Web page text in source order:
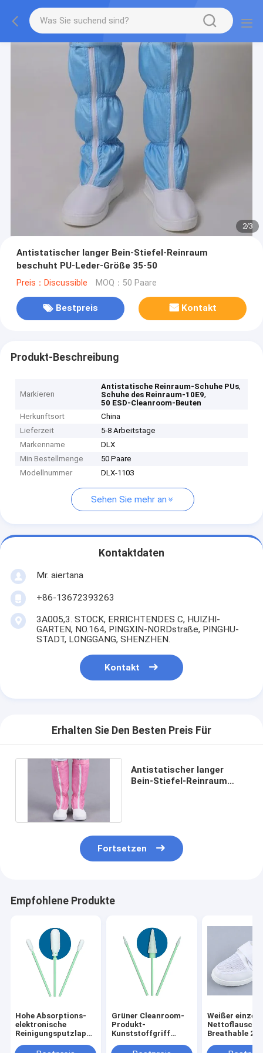
2/3
Antistatischer langer Bein-Stiefel-Reinraum
beschuht PU-Leder-Größe 35-50
Preis：Discussible MOQ：50 Paare
Bestpreis Kontakt
Produkt-Beschreibung
Markieren
Antistatische Reinraum-Schuhe PUs,
Schuhe des Reinraum-10E9,
50 ESD-Cleanroom-Beuten
Herkunftsort
China
Lieferzeit
5-8 Arbeitstage
Markenname
DLX
Min Bestellmenge
50 Paare
Modellnummer
DLX-1103
Sehen Sie mehr an
Kontaktdaten
Mr. aiertana
+86-13672393263
3A005,3. STOCK, ERRICHTENDES C, HUIZHI-
GARTEN, NO.164, PINGXIN-NORDstraße, PINGHU-
STADT, LONGGANG, SHENZHEN.
Kontakt
Erhalten Sie Den Besten Preis Für
Antistatischer langer
Bein-Stiefel-Reinraum
Fortsetzen
Empfohlene Produkte
Hohe Absorptions-
elektronische
Reinigungsputzlappen,
Spitzen-
Grüner Cleanroom-
Produkt-
Kunststoffgriff
wischt Polypropylen
Weißer
Nettoflausch
Breathable